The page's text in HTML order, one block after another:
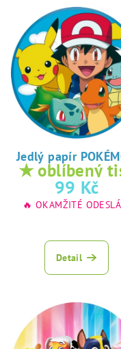
Jedlý papír
★ oblíbený
na jedlý papír
99 Kč
🔥 OKAMŽITÉ
Detail